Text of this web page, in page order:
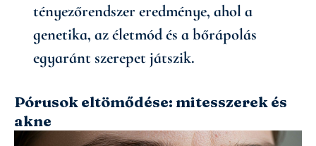
tényezőrendszer eredménye, ahol a
genetika, az életmód és a bőrápolás
egyaránt szerepet játszik.
Pórusok eltömődése: mitesszerek és
akne